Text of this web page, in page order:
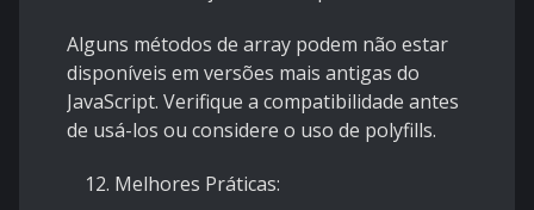
Alguns métodos de array podem não estar
disponíveis em versões mais antigas do
JavaScript. Verifique a compatibilidade antes
de usá-los ou considere o uso de polyfills.
Melhores Práticas: